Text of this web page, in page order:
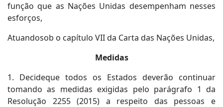
função que as Nações Unidas desempenham nesses
esforços,
Atuandosob o capítulo VII da Carta das Nações Unidas,
Medidas
1. Decideque todos os Estados deverão continuar
tomando as medidas exigidas pelo parágrafo 1 da
Resolução 2255 (2015) a respeito das pessoas e